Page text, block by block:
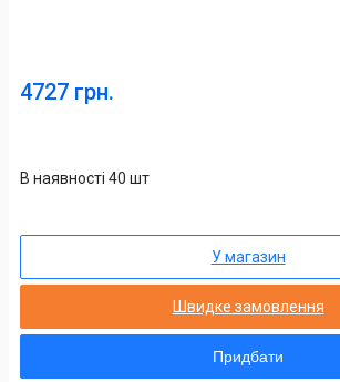
4727 грн.
В наявності 40 шт
У магазин
Швидке замовлення
Придбати